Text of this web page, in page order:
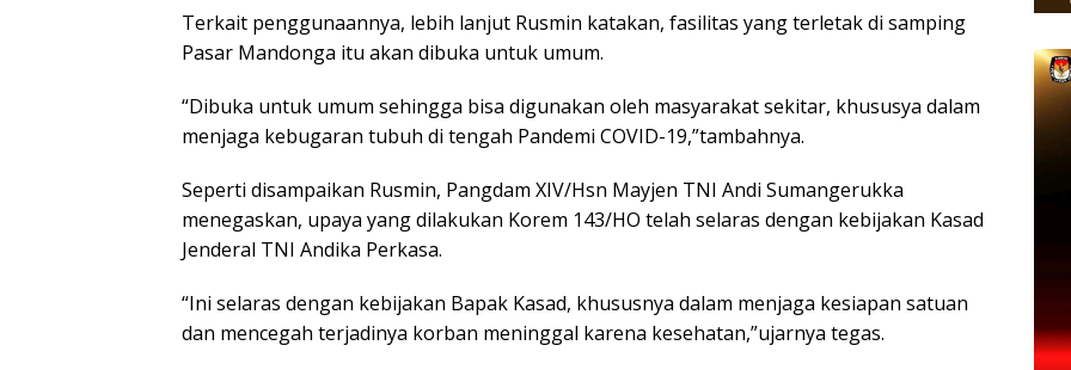
Terkait penggunaannya, lebih lanjut Rusmin katakan, fasilitas yang terletak di samping
Pasar Mandonga itu akan dibuka untuk umum.
“Dibuka untuk umum sehingga bisa digunakan oleh masyarakat sekitar, khususya dalam
menjaga kebugaran tubuh di tengah Pandemi COVID-19,”tambahnya.
Seperti disampaikan Rusmin, Pangdam XIV/Hsn Mayjen TNI Andi Sumangerukka
menegaskan, upaya yang dilakukan Korem 143/HO telah selaras dengan kebijakan Kasad
Jenderal TNI Andika Perkasa.
“Ini selaras dengan kebijakan Bapak Kasad, khususnya dalam menjaga kesiapan satuan
dan mencegah terjadinya korban meninggal karena kesehatan,”ujarnya tegas.